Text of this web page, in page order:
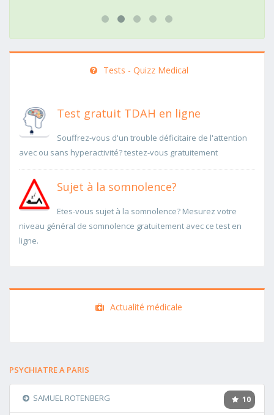
Tests - Quizz Medical
Test gratuit TDAH en ligne
Souffrez-vous d'un trouble déficitaire de l'attention
avec ou sans hyperactivité? testez-vous gratuitement
Sujet à la somnolence?
Etes-vous sujet à la somnolence? Mesurez votre
niveau général de somnolence gratuitement avec ce test en
ligne.
Actualité médicale
PSYCHIATRE A PARIS
10
SAMUEL ROTENBERG